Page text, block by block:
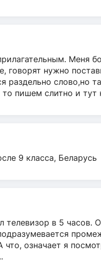
Меня
говорят нужно
раздельно слово,но
пишем слитно и тут
9 класса, Беларусь
в 5 часов.
означает я